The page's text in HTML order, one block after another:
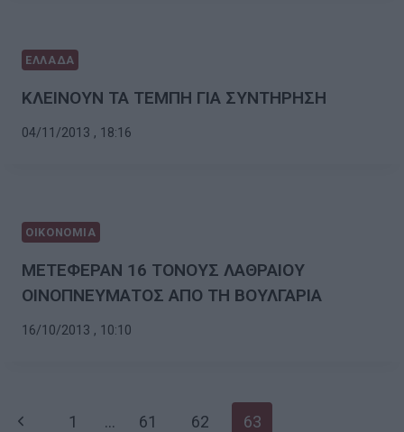
ΕΛΛΑΔΑ
ΚΛΕΙΝΟΥΝ ΤΑ ΤΕΜΠΗ ΓΙΑ ΣΥΝΤΗΡΗΣΗ
04/11/2013 , 18:16
ΟΙΚΟΝΟΜΙΑ
ΜΕΤΕΦΕΡΑΝ 16 ΤΟΝΟΥΣ ΛΑΘΡΑΙΟΥ
ΟΙΝΟΠΝΕΥΜΑΤΟΣ ΑΠΟ ΤΗ ΒΟΥΛΓΑΡΙΑ
16/10/2013 , 10:10
PagePrevious
1 … 61 62 63